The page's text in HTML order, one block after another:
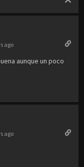
ago
aunque un poco
ago